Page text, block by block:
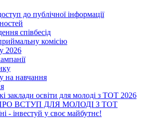
до публічної інформації
співбесід
комісію
2026
на навчання
заклади освіти для молоді з ТОТ 2026
ВСТУП ДЛЯ МОЛОДІ З ТОТ
- інвестуй у своє майбутнє!